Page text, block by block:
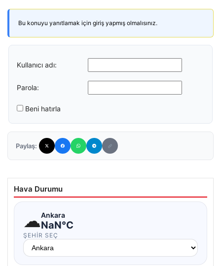
Bu konuyu yanıtlamak için giriş yapmış olmalısınız.
Kullanıcı adı:
Parola:
Beni hatırla
Paylaş:
Hava Durumu
☁Ankara
NaN°C
ŞEHIR SEÇ